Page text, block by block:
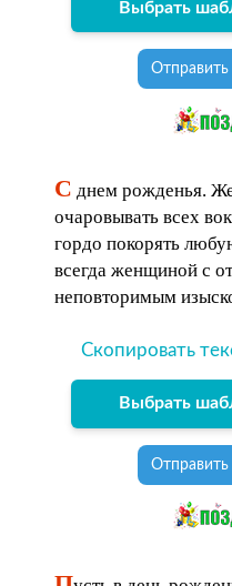
Выбрать
Отправить
С днем рожденья.
очаровывать всех
гордо покорять
всегда женщиной с
неповторимым
Скопировать
Выбрать
Отправить